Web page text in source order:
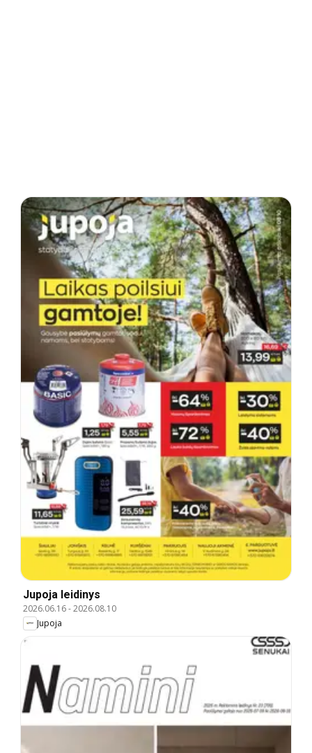
Jupoja leidinys
2026.06.16-2026.08.10
Jupoja